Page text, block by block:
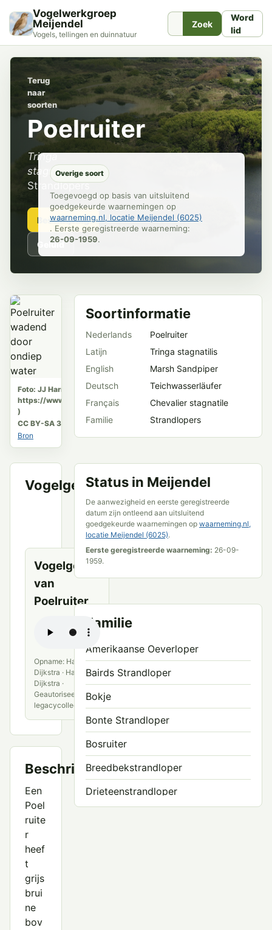
Vogelwerkgroep
Meijendel
Vogels, tellingen en duinnatuur
Zoek
Word
lid
Terug
naar
soorten
Poelruiter
Tringa
stagnatilis
Strandlopers
Beschrijving
Geluid
Overige soort
Toegevoegd op basis van uitsluitend
goedgekeurde waarnemingen op
waarneming.nl, locatie Meijendel (6025)
. Eerste geregistreerde waarneming:
26-09-1959.
Foto: JJ Harrison (
https://www.jjharrison.com.au/
)
CC BY-SA 3.0
Bron
VogelgeluidVWG
Meijendel
en
openbare
bronnen
Vogelgeluid
van
Poelruiter
Opname: Hans
Dijkstra · Hans
Dijkstra ·
Geautoriseerde
legacycollectie
Beschrijving
Een
Poel
ruite
r
heef
t
grijs
brui
ne
bov
Soortinformatie
Nederlands
Poelruiter
Latijn
Tringa stagnatilis
English
Marsh Sandpiper
Deutsch
Teichwasserläufer
Français
Chevalier stagnatile
Familie
Strandlopers
Status in Meijendel
De aanwezigheid en eerste geregistreerde
datum zijn ontleend aan uitsluitend
goedgekeurde waarnemingen op waarneming.nl,
locatie Meijendel (6025).
Eerste geregistreerde waarneming: 26-09-
1959.
Familie
Amerikaanse Oeverloper
Bairds Strandloper
Bokje
Bonte Strandloper
Bosruiter
Breedbekstrandloper
Drieteenstrandloper